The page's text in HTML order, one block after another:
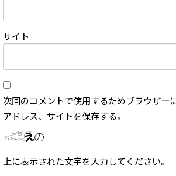
サイト
次回のコメントで使用するためブラウザー
アドレス、サイトを保存する。
上に表示された文字を入力してください。